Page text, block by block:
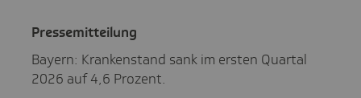
Pres­se­mit­tei­lung
Bayern: Krankenstand sank im ersten Quartal
2026 auf 4,6 Prozent.